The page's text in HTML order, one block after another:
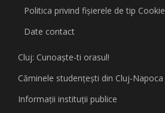
Politica privind fişierele de tip Cookie
Date contact
Cluj: Cunoaşte-ti orasul!
Căminele studenţeşti din Cluj-Napoca
Informaţii instituţii publice